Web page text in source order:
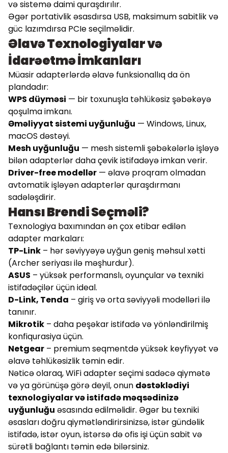
və sistemə daimi quraşdırılır.
Əgər portativlik əsasdırsa USB, maksimum sabitlik və
güc lazımdırsa PCIe seçilməlidir.
Əlavə Texnologiyalar və
İdarəetmə İmkanları
Müasir adapterlərdə əlavə funksionallıq da ön
plandadır:
WPS düyməsi — bir toxunuşla təhlükəsiz şəbəkəyə
qoşulma imkanı.
Əməliyyat sistemi uyğunluğu — Windows, Linux,
macOS dəstəyi.
Mesh uyğunluğu — mesh sistemli şəbəkələrlə işləyə
bilən adapterlər daha çevik istifadəyə imkan verir.
Driver-free modellər — əlavə proqram olmadan
avtomatik işləyən adapterlər quraşdırmanı
sadələşdirir.
Hansı Brendi Seçməli?
Texnologiya baxımından ən çox etibar edilən
adapter markaları:
TP-Link – hər səviyyəyə uyğun geniş məhsul xətti
(Archer seriyası ilə məşhurdur).
ASUS – yüksək performanslı, oyunçular və texniki
istifadəçilər üçün ideal.
D-Link, Tenda – giriş və orta səviyyəli modelləri ilə
tanınır.
Mikrotik – daha peşəkar istifadə və yönləndirilmiş
konfiqurasiya üçün.
Netgear – premium seqmentdə yüksək keyfiyyət və
əlavə təhlükəsizlik təmin edir.
Nəticə olaraq, WiFi adapter seçimi sadəcə qiymətə
və ya görünüşə görə deyil, onun dəstəklədiyi
texnologiyalar və istifadə məqsədinizə
uyğunluğu əsasında edilməlidir. Əgər bu texniki
əsasları doğru qiymətləndirirsinizsə, istər gündəlik
istifadə, istər oyun, istərsə də ofis işi üçün sabit və
sürətli bağlantı təmin edə bilərsiniz.